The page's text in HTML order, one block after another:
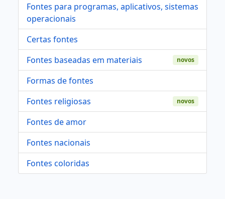
Fontes para programas, aplicativos, sistemas
operacionais
Certas fontes
Fontes baseadas em materiais
novos
Formas de fontes
Fontes religiosas
novos
Fontes de amor
Fontes nacionais
Fontes coloridas